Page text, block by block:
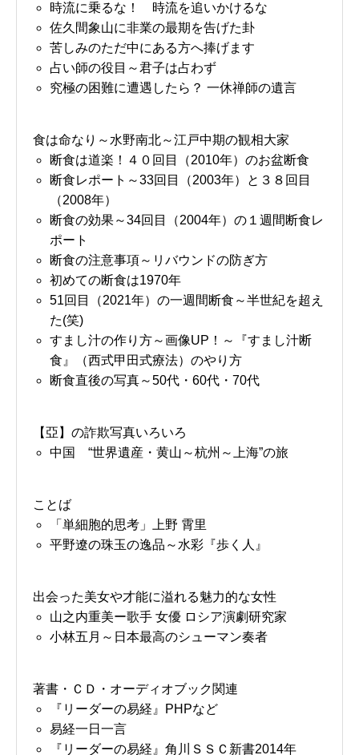
時流に乗るな！ 時流を追いかけるな
佐久間象山に非業の最期を告げた卦
苦しみのただ中にある方へ捧げます
占い師の役目～君子は占わず
究極の困難に遭遇したら？ 一休禅師の遺言
食は命なり～水野南北～江戸中期の観相大家
断食は道楽！４０回目（2010年）のお盆断食
断食レポート～33回目（2003年）と３８回目
（2008年）
断食の効果～34回目（2004年）の１週間断食レ
ポート
断食の注意事項～リバウンドの防ぎ方
初めての断食は1970年
51回目（2021年）の一週間断食～半世紀を超え
た(笑)
すまし汁の作り方～画像UP！～『すまし汁断
食』（西式甲田式療法）のやり方
断食直後の写真～50代・60代・70代
【亞】の詐欺写真いろいろ
中国 “世界遺産・黄山～杭州～上海”の旅
ことば
「単細胞的思考」上野 霄里
平野遼の珠玉の逸品～水彩『歩く人』
出会った美女や才能に溢れる魅力的な女性
山之内重美ー歌手 女優 ロシア演劇研究家
小林五月～日本最高のシューマン奏者
著書・ＣＤ・オーディオブック関連
『リーダーの易経』PHPなど
易経一日一言
『リーダーの易経』角川ＳＳＣ新書2014年